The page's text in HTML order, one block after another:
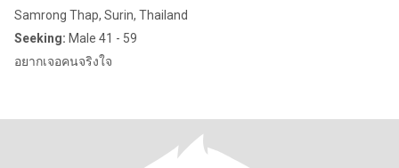
Samrong Thap, Surin, Thailand
Seeking: Male 41 - 59
อยากเจอคนจริงใจ